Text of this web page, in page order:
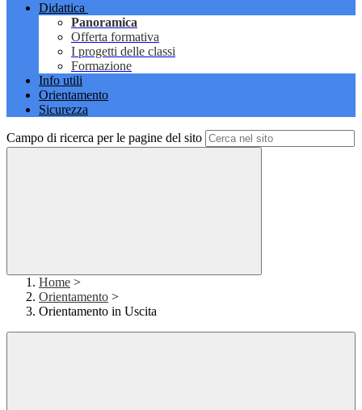
Didattica
Panoramica
Offerta formativa
I progetti delle classi
Formazione
Info utili
Orientamento
Sicurezza
Campo di ricerca per le pagine del sito
Home >
Orientamento >
Orientamento in Uscita